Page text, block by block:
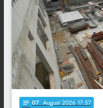
notes 07. August 2026 17:57